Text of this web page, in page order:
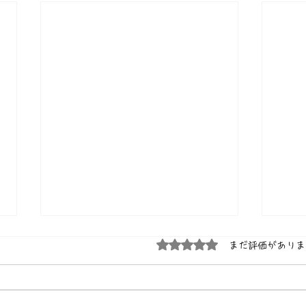
5つ星のうち0と評価されて
まだ評価があり